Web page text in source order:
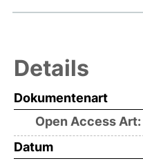
Details
Dokumentenart
Open Access Art:
Datum